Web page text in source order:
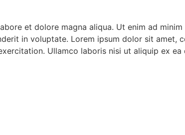
et dolore magna aliqua. Ut enim ad
in voluptate. Lorem ipsum dolor sit amet,
Ullamco laboris nisi ut aliquip ex